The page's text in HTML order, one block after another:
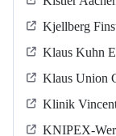
Kjellberg
Klaus Kuhn
Klaus Union
Klinik
KNIPEX-